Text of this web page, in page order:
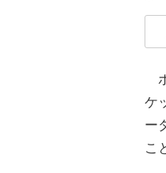
ケ
ー
こ